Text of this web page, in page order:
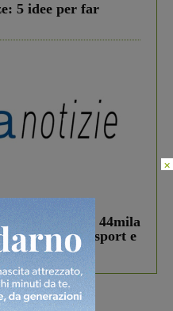
5 idee per far
Cities, oltre 44mila
bando per lo sport e
×